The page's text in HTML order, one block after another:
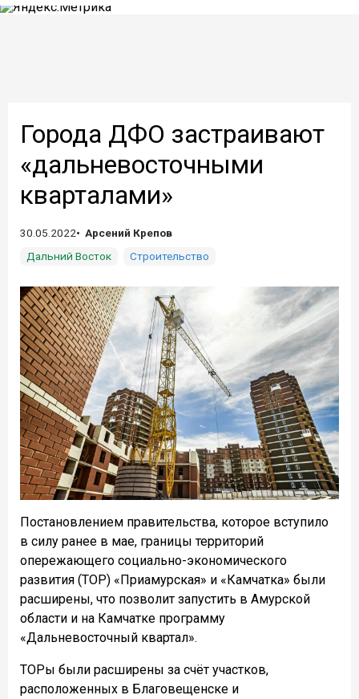
Города ДФО застраивают
«дальневосточными
кварталами»
30.05.2022
Арсений Крепов
Дальний Восток
Строительство
Постановлением правительства, которое вступило
в силу ранее в мае, границы территорий
опережающего социально-экономического
развития (ТОР) «Приамурская» и «Камчатка» были
расширены, что позволит запустить в Амурской
области и на Камчатке программу
«Дальневосточный квартал».
ТОРы были расширены за счёт участков,
расположенных в Благовещенске и